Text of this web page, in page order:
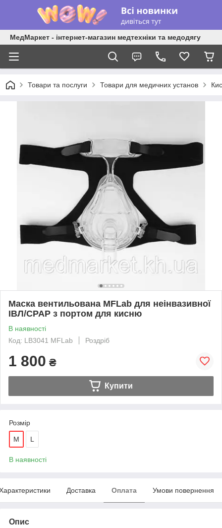
МедМаркет - інтернет-магазин медтехніки та медодягу
Товари та послуги Товари для медичних установ
Маска вентильована MFLab для неінвазивної
ІВЛ/CPAP з портом для кисню
В наявності
Код: LB3041 MFLab
Роздріб
1 800 ₴
Купити
Розмір
M L
В наявності
Доставка Оплата Умови повернення
Опис